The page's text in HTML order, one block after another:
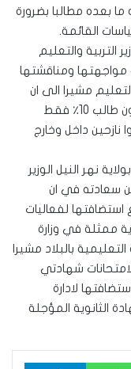
بعده مطالبا بضرورة
القائمة.
والتعليم
ومناقشتها
مشيرا الى ان
عدد طلاب ولاية الخرطوم كان اكثر من مليون طالب 10٪ فقط
نازحين داخل وخارج
نهر النيل الوزير
سعادته في ان
لفعاليات
ممثلة في وزارة
بالبلاد مشيرا
شهادتي
لادارة
الثانوية المؤجلة
واتساب